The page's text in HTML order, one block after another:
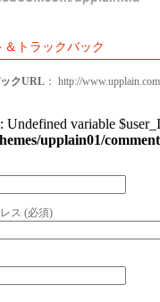
＆トラックバック
ックURL ： http://
: Undefined variable
upplain01/
ス (必須)